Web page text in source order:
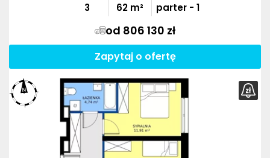
3
62 m²
parter - 1
od 806 130 zł
Zapytaj o ofertę